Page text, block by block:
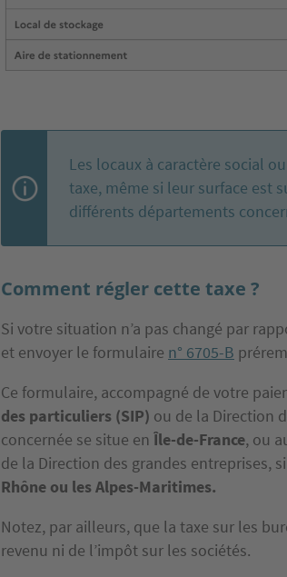
Les locaux à caractère social
taxe, même si leur surface est
différents départements
Comment régler cette taxe ?
Si votre situation n’a pas changé par
et envoyer le formulaire n° 6705-B
Ce formulaire, accompagné de votre
des particuliers (SIP) ou de la Direction
concernée se situe en Île-de-France, ou
de la Direction des grandes entreprises,
Rhône ou les Alpes-Maritimes.
Notez, par ailleurs, que la taxe sur les
revenu ni de l’impôt sur les sociétés.